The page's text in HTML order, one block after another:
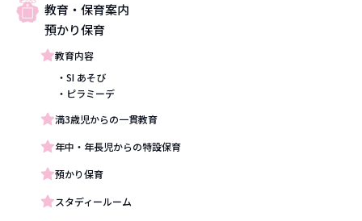
在園児専用
教育・保育案内
預かり保育
教育内容
・SI あそび
・ピラミーデ
満3歳児からの一貫教育
年中・年長児からの特設保育
預かり保育
スタディールーム